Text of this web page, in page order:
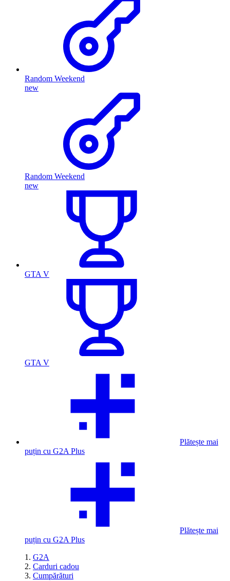
Random Weekend
new
Random Weekend
new
GTA V
GTA V
Plătește mai
puțin cu G2A Plus
Plătește mai
puțin cu G2A Plus
G2A
Carduri cadou
Cumpărături